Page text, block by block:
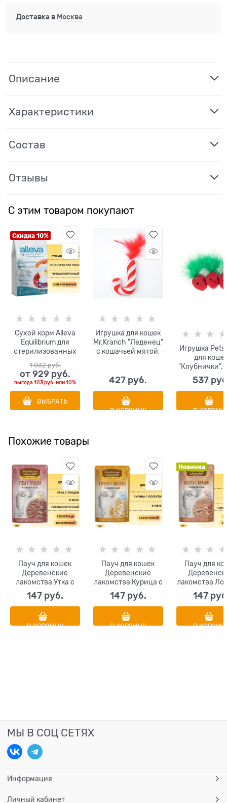
Доставка в Москва
Описание
Характеристики
Состав
Отзывы
С этим товаром покупают
Скидка 10%
Сухой корм Alleva
Equilibrium для
стерилизованных
океанической
рыбой Sterilized Cat
Fish
1 032 руб.
от 929 руб.
выгода 103 руб. или10%
ВЫБРАТЬ
Игрушка для кошек
Mr.Kranch "Леденец"
с кошачьей мятой,
427 руб.
В КОРЗИНУ
Игрушка
для
"Клубнички",
537
В
Похожие товары
Пауч для кошек
Деревенские
лакомства Утка с
тунцом в нежном
желе
147 руб.
В КОРЗИНУ
Пауч для кошек
Деревенские
лакомства Курица с
лососем в нежном
желе
147 руб.
В КОРЗИНУ
Новинка
Пауч для
лакомства
крабом в
желе
147
В
МЫ В СОЦ СЕТЯХ
Информация
Личный кабинет